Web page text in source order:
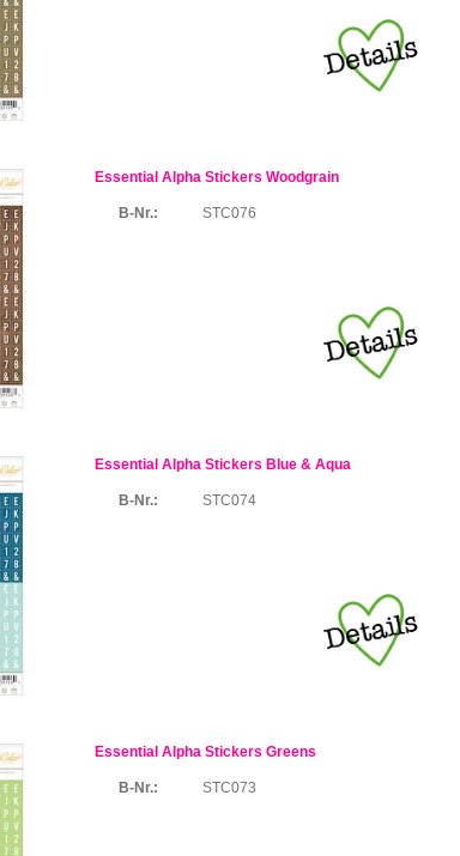
Essential Alpha Stickers Woodgrain
B-Nr.: STC076
Essential Alpha Stickers Blue & Aqua
B-Nr.: STC074
Essential Alpha Stickers Greens
B-Nr.: STC073